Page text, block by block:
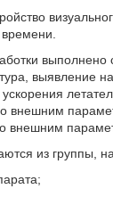
выявление
внешним
внешним
из группы,